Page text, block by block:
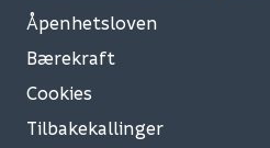
Åpenhetsloven
Bærekraft
Cookies
Tilbakekallinger